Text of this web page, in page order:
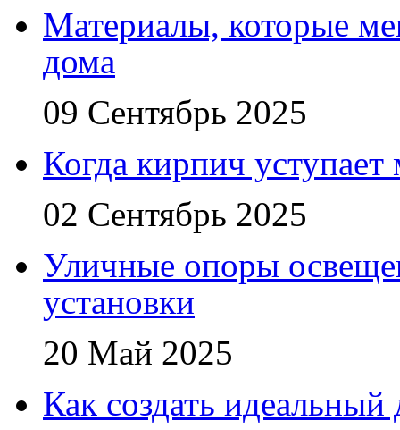
Материалы, которые
дома
09 Сентябрь 2025
Когда кирпич
02 Сентябрь 2025
Уличные опоры
установки
20 Май 2025
Как создать